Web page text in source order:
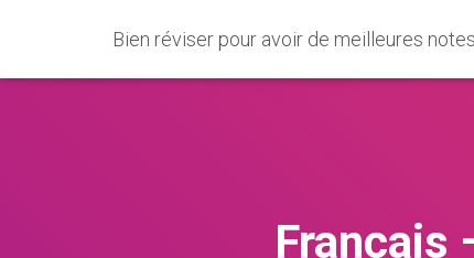
Bien réviser pour avoir de meilleures notes
Français